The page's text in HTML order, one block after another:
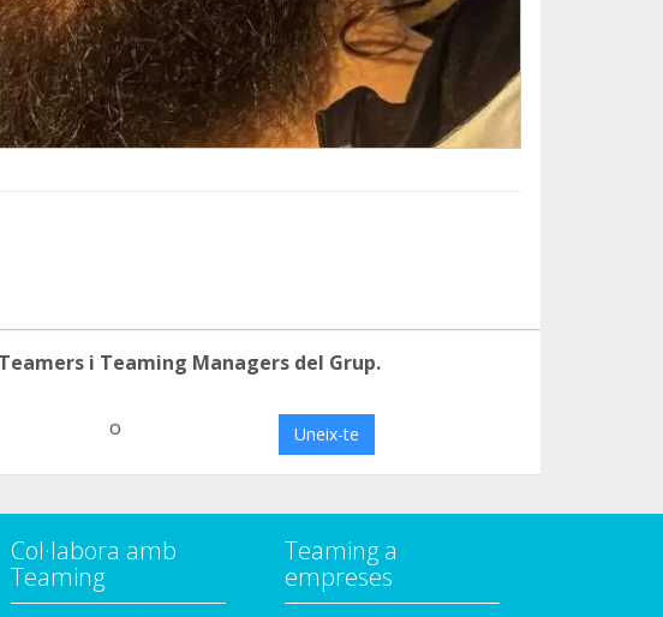
i Teaming Managers del Grup.
o Uneix-te
Col·labora amb
Teaming
Teaming a
empreses